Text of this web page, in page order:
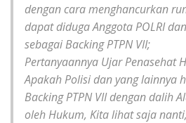
dengan cara menghancurkan
dapat diduga Anggota POLRI
sebagai Backing PTPN VII;
Pertanyaannya Ujar Penasehat
Apakah Polisi dan yang lainnya
Backing PTPN VII dengan dalih
oleh Hukum, Kita lihat saja